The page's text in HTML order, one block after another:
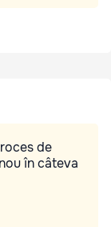
de
în câteva